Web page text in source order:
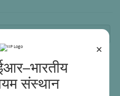
×
संस्थान